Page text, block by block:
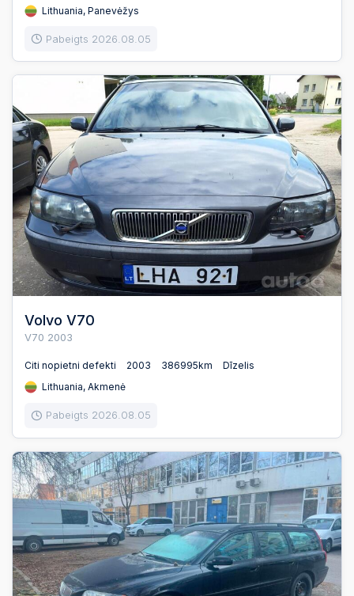
Lithuania, Panevėžys
Pabeigts 2026.08.05
Volvo V70
V70 2003
Citi nopietni defekti 2003 386995km
Dīzelis
Lithuania, Akmenė
Pabeigts 2026.08.05